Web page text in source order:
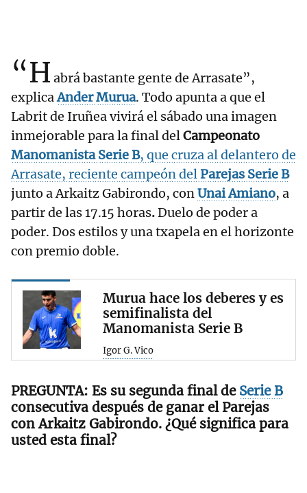
“H abrá bastante gente de Arrasate”,
explicaAnderMurua. Todo apunta a que el
Labrit de Iruñea vivirá el sábado una imagen
inmejorable para la final delCampeonato
ManomanistaSerie B, que cruza al delantero de
Arrasate, reciente campeón delParejas Serie B
junto a Arkaitz Gabirondo, conUnaiAmiano, a
partir de las 17.15 horas.Duelo de poder a
poder. Dos estilos y una txapela en el horizonte
con premio doble.
Murua hace los deberes y es
semifinalista del
Manomanista Serie B
Igor G. Vico
Es su segunda final de Serie B
consecutiva después de ganar el Parejas
con Arkaitz Gabirondo. ¿Qué significa para
usted esta final?